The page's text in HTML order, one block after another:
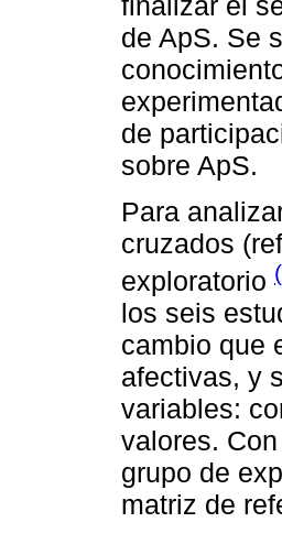
de ApS. Se
de
sobre ApS.
Para
cruzados
exploratorio
los seis
cambio que
afectivas, y
variables:
valores.
grupo de
matriz de